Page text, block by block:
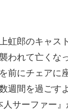
虹郎のキャス
われて亡くな
前にチェアに
週間を過ごす
サーファー